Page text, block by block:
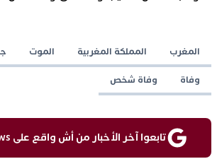
المغرب المملكة المغربية الموت
وفاة وفاة شخص
تابعوا آخر الأخبار من أش واقع على Google News